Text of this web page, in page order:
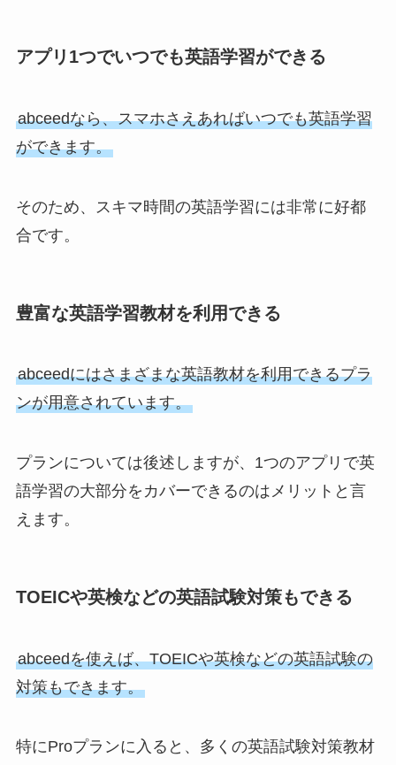
アプリ1つでいつでも英語学習ができる
abceedなら、スマホさえあればいつでも英語学習
ができます。
そのため、スキマ時間の英語学習には非常に好都
合です。
豊富な英語学習教材を利用できる
abceedにはさまざまな英語教材を利用できるプラ
ンが用意されています。
プランについては後述しますが、1つのアプリで英
語学習の大部分をカバーできるのはメリットと言
えます。
TOEICや英検などの英語試験対策もできる
abceedを使えば、TOEICや英検などの英語試験の
対策もできます。
特にProプランに入ると、多くの英語試験対策教材